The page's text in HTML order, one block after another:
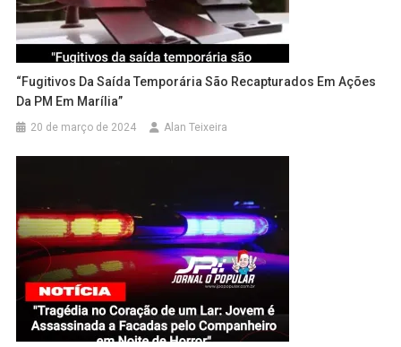
“Fugitivos Da Saída Temporária São Recapturados Em Ações
Da PM Em Marília”
20 de março de 2024 Alan Teixeira